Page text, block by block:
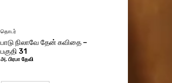
தொடர்
பாடு நிலாவே தேன் கவிதை –
பகுதி 31
அ. பிரபா தேவி